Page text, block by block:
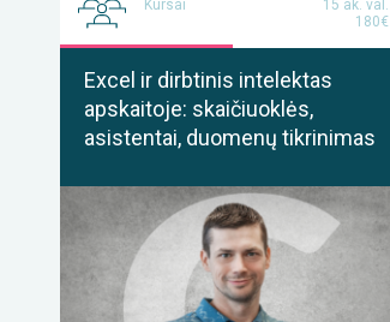
Kursai
15 ak. val.
180€
Excel ir dirbtinis intelektas
apskaitoje: skaičiuoklės,
asistentai, duomenų tikrinimas